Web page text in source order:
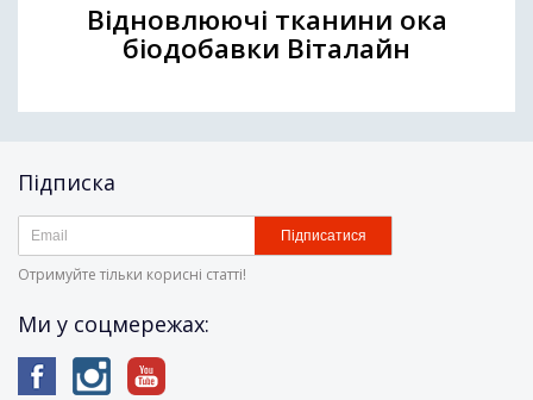
Відновлюючі тканини ока
біодобавки Віталайн
Підписка
Підписатися
Отримуйте тільки корисні статті!
Ми у соцмережах: